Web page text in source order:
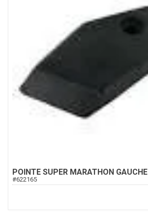
POINTE SUPER MARATHON GAUCHE
#622165